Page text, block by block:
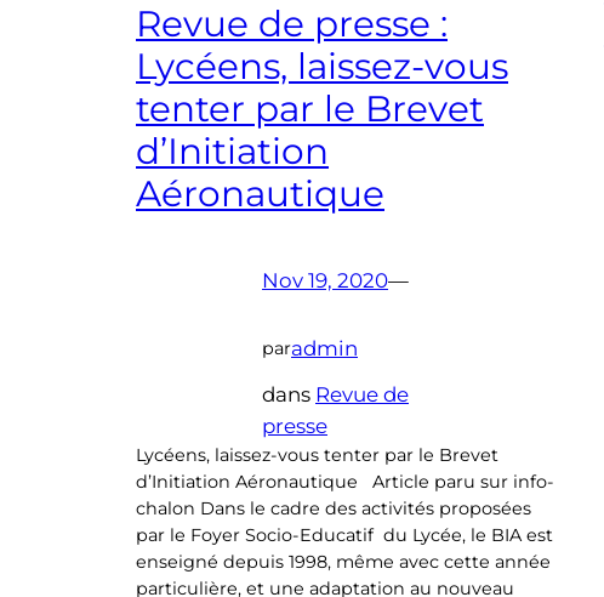
Revue de presse :
Lycéens, laissez-vous
tenter par le Brevet
d’Initiation
Aéronautique
Nov 19, 2020—
paradmin
dans Revue de
presse
Lycéens, laissez-vous tenter par le Brevet
d’Initiation Aéronautique Article paru sur info-
chalon Dans le cadre des activités proposées
par le Foyer Socio-Educatif du Lycée, le BIA est
enseigné depuis 1998, même avec cette année
particulière, et une adaptation au nouveau